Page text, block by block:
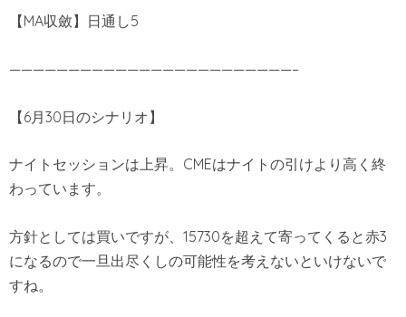
【MA収斂】日通し5
————————————————————————–
【6月30日のシナリオ】
ナイトセッションは上昇。CMEはナイトの引けより高く終
わっています。
方針としては買いですが、15730を超えて寄ってくると赤3
になるので一旦出尽くしの可能性を考えないといけないで
すね。